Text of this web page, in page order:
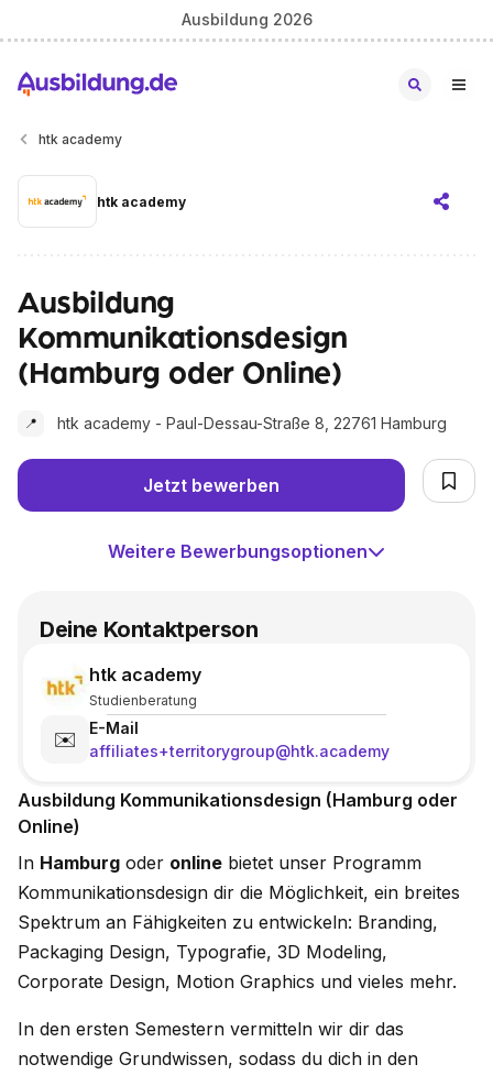
Ausbildung 2026
htk academy
htk academy
Ausbildung
Kommunikationsdesign
(Hamburg oder Online)
📍 htk academy - Paul-Dessau-Straße 8, 22761 Hamburg
Jetzt bewerben
Weitere Bewerbungsoptionen
Aus­bil­dung Kom­mu­ni­ka­ti­ons­de­sign (Hamburg oder
Online)
In Hamburg oder online bietet unser Programm
Kommunikationsdesign dir die Möglichkeit, ein breites
Spektrum an Fähigkeiten zu entwickeln: Branding,
Packaging Design, Typografie, 3D Modeling,
Corporate Design, Motion Graphics und vieles mehr.
In den ersten Semestern vermitteln wir dir das
notwendige Grundwissen, sodass du dich in den
Deine Kontaktperson
htk academy
Studienberatung
✉️
E-Mail
affiliates+territorygroup@htk.academy